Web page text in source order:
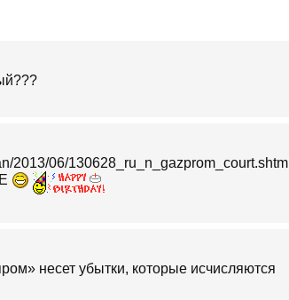
2013/06/130628_ru_n_gazprom_court.shtml
несет убытки, которые исчисляются